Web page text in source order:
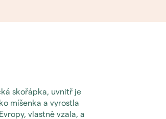
skořápka, uvnitř je
míšenka a vyrostla
vlastně vzala, a